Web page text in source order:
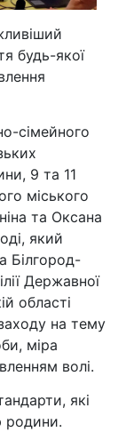
будь-якої
сімейного
9 та 11
міського
та Оксана
який
Білгород-
Державної
області
на тему
міра
волі.
які
родини.